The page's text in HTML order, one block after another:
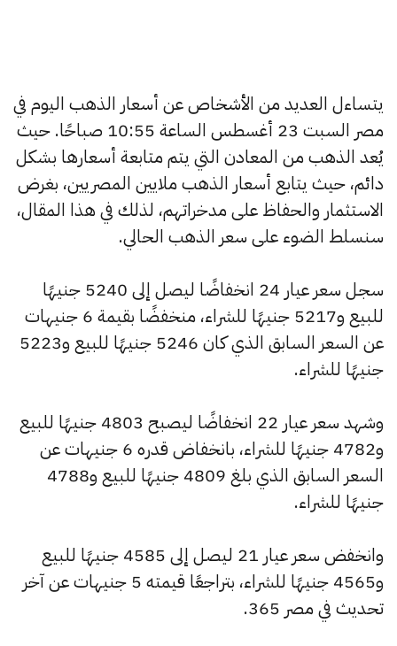
يتساءل العديد من الأشخاص عن أسعار الذهب اليوم في
مصر السبت 23 أغسطس الساعة 10:55 صباحًا. حيث
يُعد الذهب من المعادن التي يتم متابعة أسعارها بشكل
دائم، حيث يتابع أسعار الذهب ملايين المصريين، بغرض
الاستثمار والحفاظ على مدخراتهم، لذلك في هذا المقال،
سنسلط الضوء على سعر الذهب الحالي.
سجل سعر عيار 24 انخفاضًا ليصل إلى 5240 جنيهًا
للبيع و5217 جنيهًا للشراء، منخفضًا بقيمة 6 جنيهات
عن السعر السابق الذي كان 5246 جنيهًا للبيع و5223
جنيهًا للشراء.
وشهد سعر عيار 22 انخفاضًا ليصبح 4803 جنيهًا للبيع
و4782 جنيهًا للشراء، بانخفاض قدره 6 جنيهات عن
السعر السابق الذي بلغ 4809 جنيهًا للبيع و4788
جنيهًا للشراء.
وانخفض سعر عيار 21 ليصل إلى 4585 جنيهًا للبيع
و4565 جنيهًا للشراء، بتراجعًا قيمته 5 جنيهات عن آخر
تحديث في مصر 365.